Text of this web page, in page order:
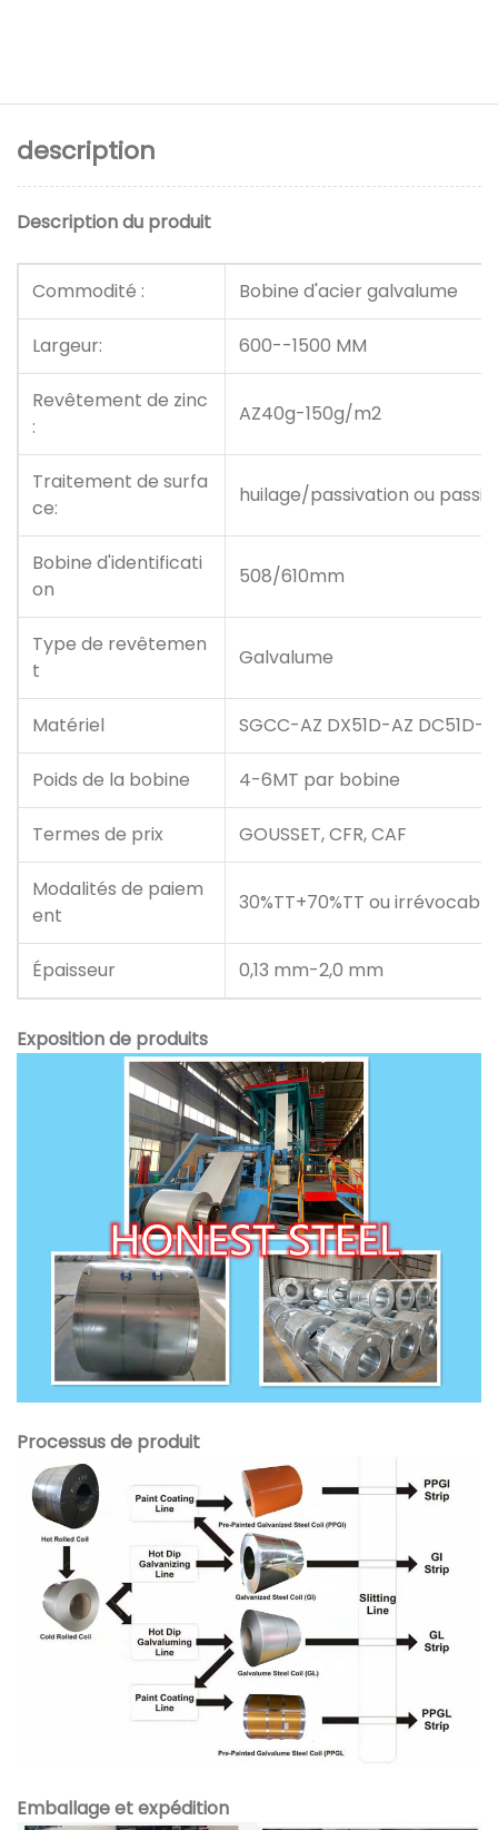
description
Description du produit
Commodité : Bobine d'acier galvalume
Largeur: 600--1500 MM
Revêtement de zinc
:
AZ40g-150g/m2
Traitement de surfa
ce:
huilage/passivation ou
Bobine d'identificati
on
508/610mm
Type de revêtemen
t
Galvalume
Matériel SGCC-AZ DX51D-AZ DC51D-
Poids de la bobine 4-6MT par bobine
Termes de prix GOUSSET, CFR, CAF
Modalités de paiem
ent
30%TT+70%TT ou irrévocable
Épaisseur 0,13 mm-2,0 mm
Exposition de produits
Processus de produit
Emballage et expédition